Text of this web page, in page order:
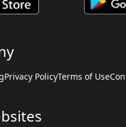
Privacy PolicyTerms of Use